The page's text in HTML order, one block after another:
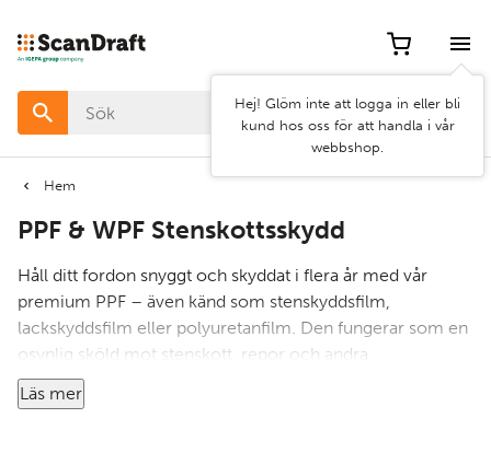
Hej! Glöm inte att logga in eller bli
kund hos oss för att handla i vår
webbshop.
Hem
PPF & WPF Stenskottsskydd
Håll ditt fordon snyggt och skyddat i flera år med vår
premium PPF – även känd som stenskyddsfilm,
lackskyddsfilm eller polyuretanfilm. Den fungerar som en
osynlig sköld mot stenskott, repor och andra
påfrestningar som kan skada lacken.
Vår PPF har vattenavvisande yta som håller bilen renare
Läs mer
Filter
Artikel
Bredd
Egenskap
Kategorier